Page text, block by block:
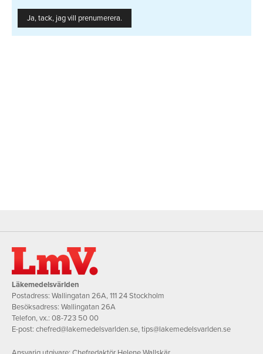
Ja, tack, jag vill prenumerera.
Läkemedelsvärlden
Postadress: Wallingatan 26A, 111 24 Stockholm
Besöksadress: Wallingatan 26A
Telefon, vx.: 08-723 50 00
E-post: chefred@lakemedelsvarlden.se,tips@lakemedelsvarlden.se